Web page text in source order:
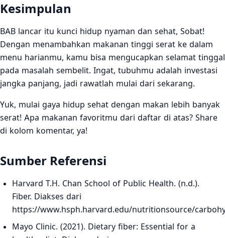
Kesimpulan
BAB lancar itu kunci hidup nyaman dan sehat, Sobat!
Dengan menambahkan makanan tinggi serat ke dalam
menu harianmu, kamu bisa mengucapkan selamat tinggal
pada masalah sembelit. Ingat, tubuhmu adalah investasi
jangka panjang, jadi rawatlah mulai dari sekarang.
Yuk, mulai gaya hidup sehat dengan makan lebih banyak
serat! Apa makanan favoritmu dari daftar di atas? Share
di kolom komentar, ya!
Sumber Referensi
Harvard T.H. Chan School of Public Health. (n.d.).
Fiber. Diakses dari
https://www.hsph.harvard.edu/nutritionsource/
Mayo Clinic. (2021). Dietary fiber: Essential for a